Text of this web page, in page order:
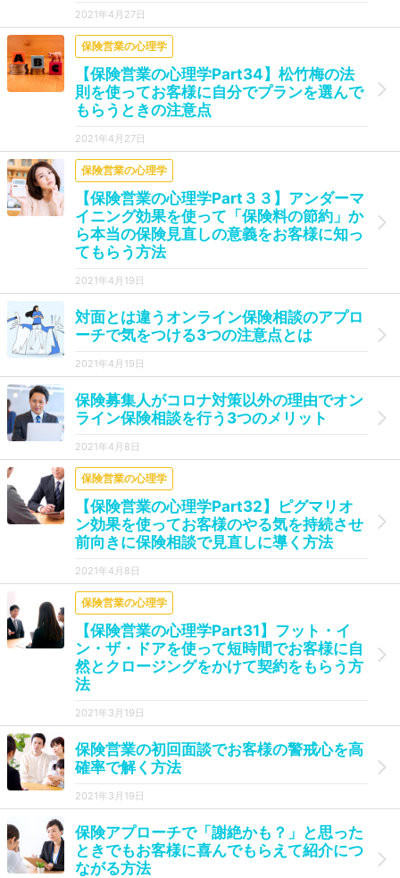
2021年4月27日
保険営業の心理学
【保険営業の心理学Part34】松竹梅の法
則を使ってお客様に自分でプランを選んで
もらうときの注意点
2021年4月27日
保険営業の心理学
【保険営業の心理学Part３３】アンダーマ
イニング効果を使って「保険料の節約」か
ら本当の保険見直しの意義をお客様に知っ
てもらう方法
2021年4月19日
対面とは違うオンライン保険相談のアプロ
ーチで気をつける3つの注意点とは
2021年4月19日
保険募集人がコロナ対策以外の理由でオン
ライン保険相談を行う3つのメリット
2021年4月8日
保険営業の心理学
【保険営業の心理学Part32】ピグマリオ
ン効果を使ってお客様のやる気を持続させ
前向きに保険相談で見直しに導く方法
2021年4月8日
保険営業の心理学
【保険営業の心理学Part31】フット・イ
ン・ザ・ドアを使って短時間でお客様に自
然とクロージングをかけて契約をもらう方
法
2021年3月19日
保険営業の初回面談でお客様の警戒心を高
確率で解く方法
2021年3月19日
保険アプローチで「謝絶かも？」と思った
ときでもお客様に喜んでもらえて紹介につ
ながる方法